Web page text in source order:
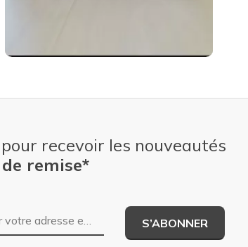
recevoir les nouveautés
remise*
S’ABONNER